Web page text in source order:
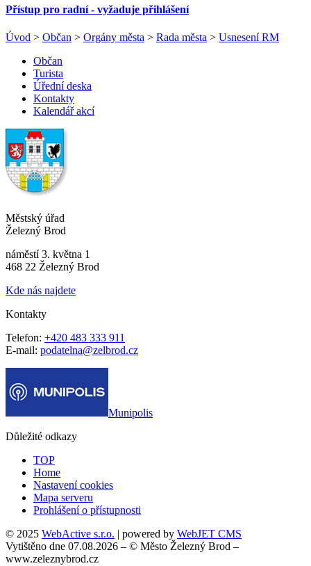
Přístup pro radní - vyžaduje přihlášení
Úvod > Občan > Orgány města > Rada města > Usnesení RM
Občan
Turista
Úřední deska
Kontakty
Kalendář akcí
Městský úřad
Železný Brod
náměstí 3. května 1
468 22 Železný Brod
Kde nás najdete
Kontakty
Telefon: +420 483 333 911
E-mail: podatelna@zelbrod.cz
Munipolis
Důležité odkazy
TOP
Home
Nastavení cookies
Mapa serveru
Prohlášení o přístupnosti
© 2025 WebActive s.r.o. | powered by WebJET CMS
Vytištěno dne 07.08.2026 – © Město Železný Brod –
www.zeleznybrod.cz